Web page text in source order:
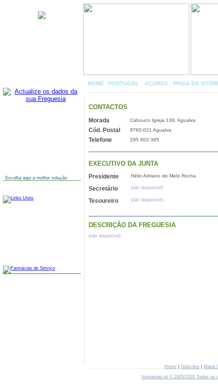
Escolha aqui a melhor solução
HOME PORTUGAL AÇORES PRAIA DA
CONTACTOS
Morada Cabouco Igreja 139, Agualva
Cód. Postal 9760-021 Agualva
Telefone 295 903 365
EXECUTIVO DA JUNTA
Presidente Hélio Adriano de Melo Rocha
Secretário (não disponível)
Tesoureiro (não disponível)
DESCRIÇÃO DA FREGUESIA
(não disponível)
Home | Soluções | Mapa
freguesias.pt © 2005/2020 Todos os